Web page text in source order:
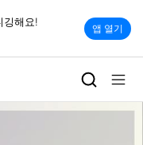
깅해요!
앱 열기